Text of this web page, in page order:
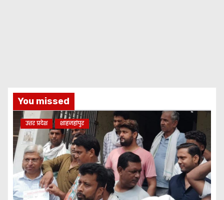
You missed
उत्तर प्रदेश शाहजहांपुर